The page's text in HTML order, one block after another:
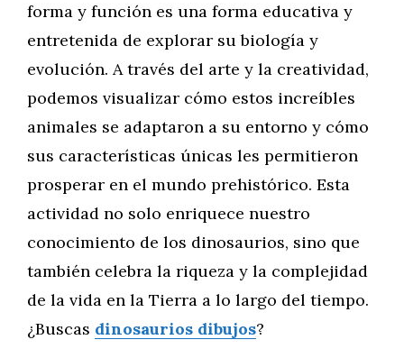
forma y función es una forma educativa y
entretenida de explorar su biología y
evolución. A través del arte y la creatividad,
podemos visualizar cómo estos increíbles
animales se adaptaron a su entorno y cómo
sus características únicas les permitieron
prosperar en el mundo prehistórico. Esta
actividad no solo enriquece nuestro
conocimiento de los dinosaurios, sino que
también celebra la riqueza y la complejidad
de la vida en la Tierra a lo largo del tiempo.
¿Buscas dinosaurios dibujos?